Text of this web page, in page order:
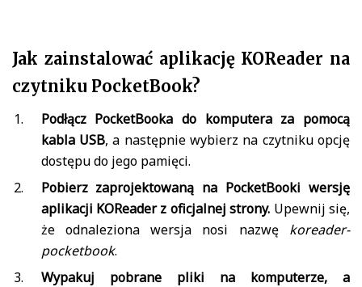
Jak zainstalować aplikację KOReader na
czytniku PocketBook?
Podłącz PocketBooka do komputera za pomocą
kabla USB, a następnie wybierz na czytniku opcję
dostępu do jego pamięci.
Pobierz zaprojektowaną na PocketBooki wersję
aplikacji KOReader z oficjalnej strony. Upewnij się,
że odnaleziona wersja nosi nazwę koreader-
pocketbook.
Wypakuj pobrane pliki na komputerze, a